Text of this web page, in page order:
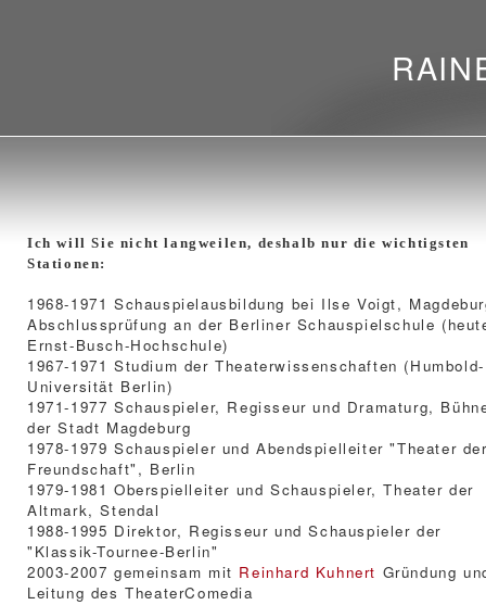
Ich will Sie nicht langweilen, deshalb nur die wichtigsten
Stationen:
1968-1971 Schauspielausbildung bei Ilse Voigt,
Abschlussprüfung an der Berliner Schauspielschule
Ernst-Busch-Hochschule)
1967-1971 Studium der Theaterwissenschaften (Humbold-
Universität Berlin)
1971-1977 Schauspieler, Regisseur und Dramaturg,
der Stadt Magdeburg
1978-1979 Schauspieler und Abendspielleiter "Theater
Freundschaft", Berlin
1979-1981 Oberspielleiter und Schauspieler, Theater der
Altmark, Stendal
1988-1995 Direktor, Regisseur und Schauspieler der
"Klassik-Tournee-Berlin"
2003-2007 gemeinsam mit Reinhard Kuhnert Gründung
Leitung des TheaterComedia